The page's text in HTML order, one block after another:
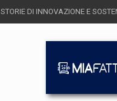
STORIE DI INNOVAZIONE E